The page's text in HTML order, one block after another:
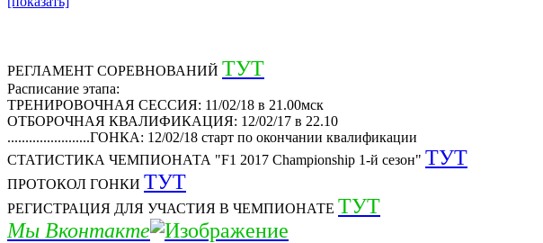
РЕГЛАМЕНТ СОРЕВНОВАНИЙ ТУТ
Расписание этапа:
ТРЕНИРОВОЧНАЯ СЕССИЯ: 11/02/18 в 21.00мск
ОТБОРОЧНАЯ КВАЛИФИКАЦИЯ: 12/02/17 в 22.10
.......................ГОНКА: 12/02/18 старт по окончании квалификации
СТАТИСТИКА ЧЕМПИОНАТА "F1 2017 Championship 1-й сезон" ТУТ
ПРОТОКОЛ ГОНКИ ТУТ
РЕГИСТРАЦИЯ ДЛЯ УЧАСТИЯ В ЧЕМПИОНАТЕ ТУТ
Мы Вконтакте